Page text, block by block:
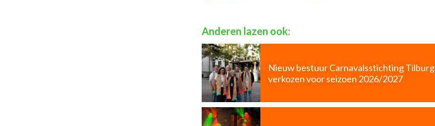
Anderen lazen ook:
Nieuw bestuur Carnavalsstichting Tilburg
verkozen voor seizoen 2026/2027